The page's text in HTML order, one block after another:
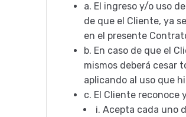
a. El ingreso y/o uso
de que el Cliente, ya
en el presente
b. En caso de que el
mismos deberá cesar
aplicando al uso que
c. El Cliente reconoce
i. Acepta cada uno